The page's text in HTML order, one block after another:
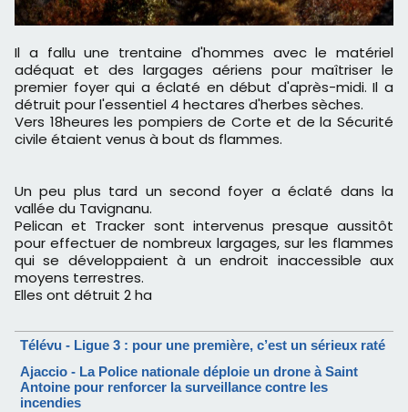
Il a fallu une trentaine d'hommes avec le matériel
adéquat et des largages aériens pour maîtriser le
premier foyer qui a éclaté en début d'après-midi. Il a
détruit pour l'essentiel 4 hectares d'herbes sèches.
Vers 18heures les pompiers de Corte et de la Sécurité
civile étaient venus à bout ds flammes.
Un peu plus tard un second foyer a éclaté dans la
vallée du Tavignanu.
Pelican et Tracker sont intervenus presque aussitôt
pour effectuer de nombreux largages, sur les flammes
qui se développaient à un endroit inaccessible aux
moyens terrestres.
Elles ont détruit 2 ha
Télévu - Ligue 3 : pour une première, c’est un sérieux raté
Ajaccio - La Police nationale déploie un drone à Saint
Antoine pour renforcer la surveillance contre les
incendies